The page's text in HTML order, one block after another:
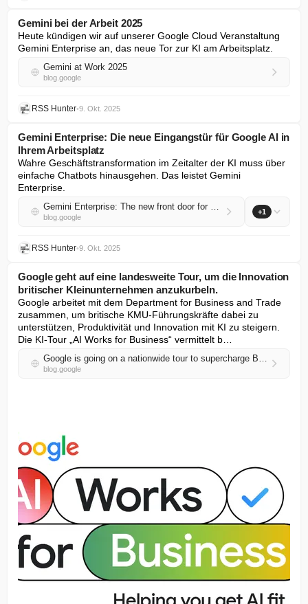
Gemini bei der Arbeit 2025
Heute kündigen wir auf unserer Google Cloud Veranstaltung
Gemini Enterprise an, das neue Tor zur KI am Arbeitsplatz.
Gemini at Work 2025
blog.google
RSS Hunter•9. Okt. 2025
Gemini Enterprise: Die neue Eingangstür für Google AI in
Ihrem Arbeitsplatz
Wahre Geschäftstransformation im Zeitalter der KI muss über
einfache Chatbots hinausgehen. Das leistet Gemini
Enterprise.
Gemini Enterprise: The new front door for Google AI in your workplace
blog.google
+1
RSS Hunter•9. Okt. 2025
Google geht auf eine landesweite Tour, um die Innovation
britischer Kleinunternehmen anzukurbeln.
Google arbeitet mit dem Department for Business and Trade
zusammen, um britische KMU-Führungskräfte dabei zu
unterstützen, Produktivität und Innovation mit KI zu steigern.
Die KI-Tour „AI Works for Business“ vermittelt b…
Google is going on a nationwide tour to supercharge British small business innovation.
blog.google